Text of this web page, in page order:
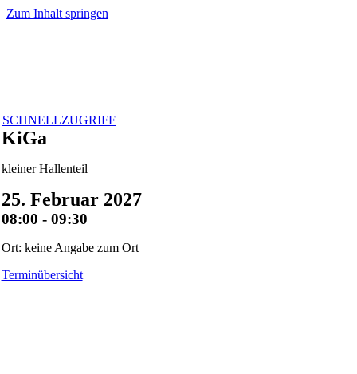
Zum Inhalt springen
SCHNELLZUGRIFF
KiGa
kleiner Hallenteil
25. Februar 2027
08:00 - 09:30
Ort: keine Angabe zum Ort
Terminübersicht